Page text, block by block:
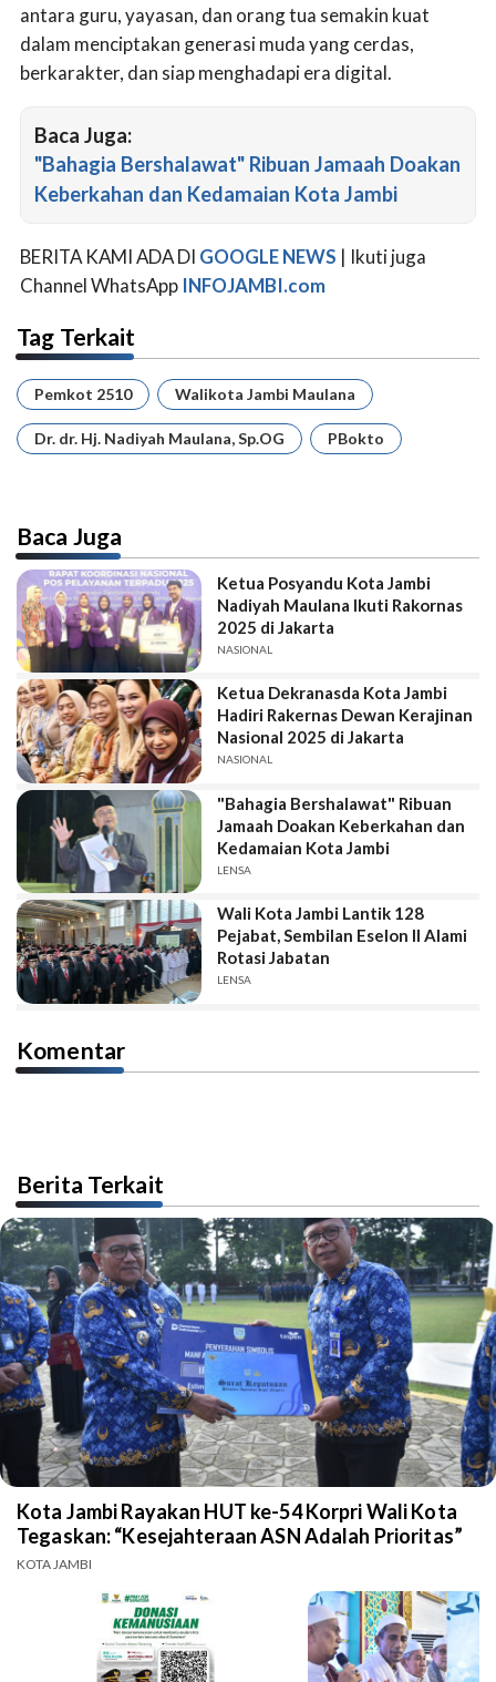
antara guru, yayasan, dan orang tua semakin kuat
dalam menciptakan generasi muda yang cerdas,
berkarakter, dan siap menghadapi era digital.
Baca Juga:
"Bahagia Bershalawat" Ribuan Jamaah Doakan
Keberkahan dan Kedamaian Kota Jambi
BERITA KAMI ADA DI GOOGLE NEWS | Ikuti juga
Channel WhatsApp INFOJAMBI.com
Tag Terkait
Pemkot 2510 Walikota Jambi Maulana
Dr. dr. Hj. Nadiyah Maulana, Sp.OG PBokto
Baca Juga
Ketua Posyandu Kota Jambi
Nadiyah Maulana Ikuti Rakornas
2025 di Jakarta
NASIONAL
Ketua Dekranasda Kota Jambi
Hadiri Rakernas Dewan Kerajinan
Nasional 2025 di Jakarta
NASIONAL
"Bahagia Bershalawat" Ribuan
Jamaah Doakan Keberkahan dan
Kedamaian Kota Jambi
LENSA
Wali Kota Jambi Lantik 128
Pejabat, Sembilan Eselon II Alami
Rotasi Jabatan
LENSA
Komentar
Berita Terkait
Kota Jambi Rayakan HUT ke-54 Korpri Wali Kota
Tegaskan: “Kesejahteraan ASN Adalah Prioritas”
KOTA JAMBI